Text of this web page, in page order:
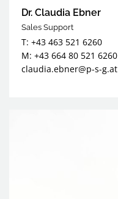
Dr. Claudia Ebner
Sales Support
T: +43 463 521 6260
M: +43 664 80 521 6260
claudia.ebner@p-s-g.at